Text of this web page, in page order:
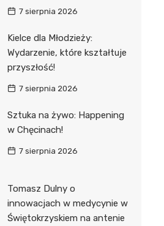
7 sierpnia 2026
Kielce dla Młodzieży:
Wydarzenie, które kształtuje
przyszłość!
7 sierpnia 2026
Sztuka na żywo: Happening
w Chęcinach!
7 sierpnia 2026
Tomasz Dulny o
innowacjach w medycynie w
Świętokrzyskiem na antenie